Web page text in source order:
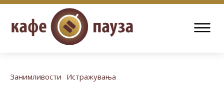
Занимливости Истражувања